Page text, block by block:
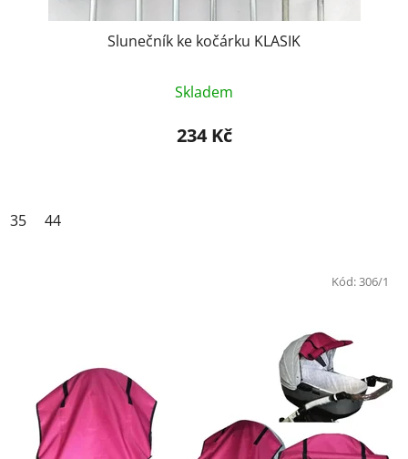
Slunečník ke kočárku KLASIK
Skladem
234 Kč
35 44
Kód:306/1